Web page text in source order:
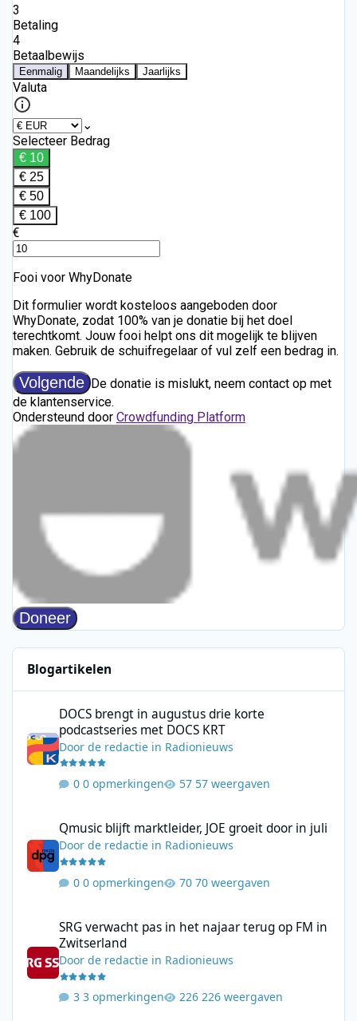
Blogartikelen
DOCS brengt in augustus drie korte
podcastseries met DOCS KRT
Doorde redactie in Radionieuws
0 opmerkingen 57 weergaven
Qmusic blijft marktleider, JOE groeit door in juli
Doorde redactie in Radionieuws
0 opmerkingen 70 weergaven
SRG verwacht pas in het najaar terug op FM in
Zwitserland
Doorde redactie in Radionieuws
3 opmerkingen 226 weergaven